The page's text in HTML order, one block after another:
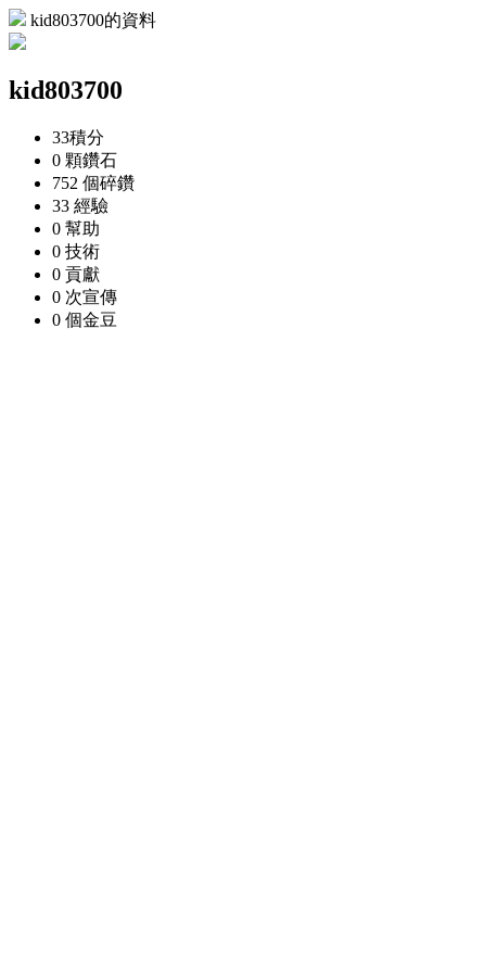
kid803700的資料
kid803700
33積分
0 顆鑽石
752 個碎鑽
33 經驗
0 幫助
0 技術
0 貢獻
0 次宣傳
0 個金豆